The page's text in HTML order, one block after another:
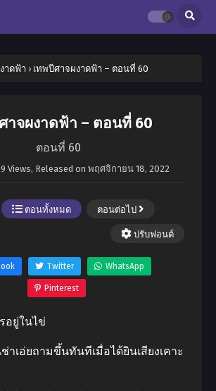
าดฟ้า › เทพปีศาจผงาดฟ้า – ตอนที่ 60
าจผงาดฟ้า – ตอนที่ 60
ตอนที่ 60
Views, Released on พฤศจิกายน 18, 2022
ตอนทั้งหมด ตอนต่อไป
ปรับฟอนต์
Twitter WhatsApp
Pinterest
อยู่ในไข่
ช่าเอ่ยถามขึ้นทันทีเมื่อได้ยินเสียงเคาะ